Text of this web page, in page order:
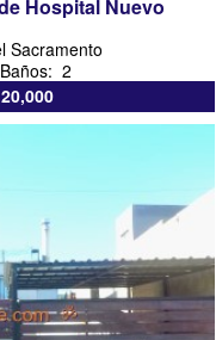
Hospital Nuevo
Sacramento
2